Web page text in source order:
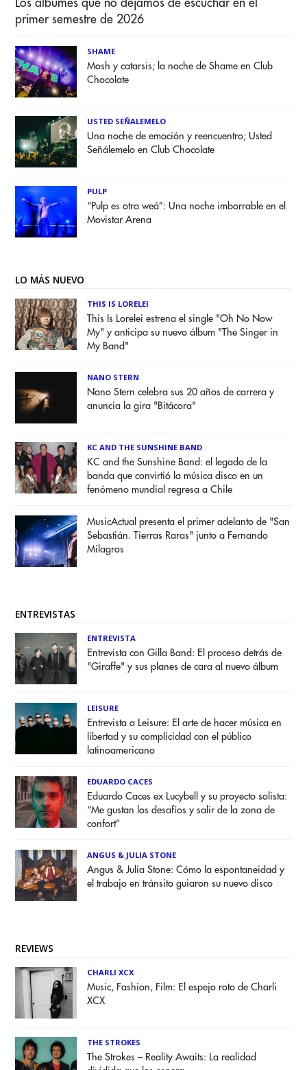
Los álbumes que no dejamos de escuchar en el
primer semestre de 2026
SHAME
Mosh y catarsis; la noche de Shame en Club
Chocolate
USTED SEÑALEMELO
Una noche de emoción y reencuentro; Usted
Señálemelo en Club Chocolate
PULP
“Pulp es otra weá”: Una noche imborrable en el
Movistar Arena
LO MÁS NUEVO
THIS IS LORELEI
This Is Lorelei estrena el single "Oh No Now
My" y anticipa su nuevo álbum "The Singer in
My Band"
NANO STERN
Nano Stern celebra sus 20 años de carrera y
anuncia la gira "Bitácora"
KC AND THE SUNSHINE BAND
KC and the Sunshine Band: el legado de la
banda que convirtió la música disco en un
fenómeno mundial regresa a Chile
MusicActual presenta el primer adelanto de "San
Sebastián. Tierras Raras" junto a Fernando
Milagros
ENTREVISTAS
ENTREVISTA
Entrevista con Gilla Band: El proceso detrás de
"Giraffe" y sus planes de cara al nuevo álbum
LEISURE
Entrevista a Leisure: El arte de hacer música en
libertad y su complicidad con el público
latinoamericano
EDUARDO CACES
Eduardo Caces ex Lucybell y su proyecto solista:
“Me gustan los desafíos y salir de la zona de
confort”
ANGUS & JULIA STONE
Angus & Julia Stone: Cómo la espontaneidad y
el trabajo en tránsito guiaron su nuevo disco
REVIEWS
CHARLI XCX
Music, Fashion, Film: El espejo roto de Charli
XCX
THE STROKES
The Strokes – Reality Awaits: La realidad